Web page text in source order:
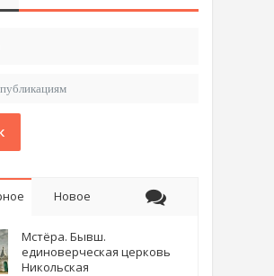
Новое
Мстёра. Бывш.
единоверческая церковь
Никольская